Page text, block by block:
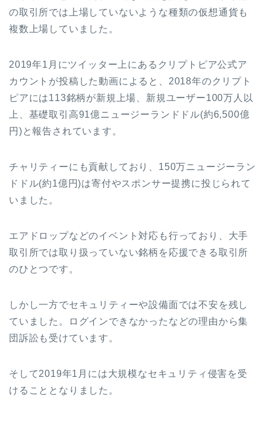
の取引所では上場していないような種類の仮想通貨も
複数上場していました。
2019年1 月にツイッター上にあるクリプトピア公式ア
カウントが投稿した動画によると、 2018年のクリプト
ピアには113銘柄が新規上場、新規ユーザー100万人以
上、基礎取引高91億ニュージーランドドル(約6,500億
円 ) と報告されています。
チャリティーにも貢献しており、 150万ニュージーラン
ドドル(約1億円)は寄付やスポンサー提携に投じられて
いました。
エアドロップなどのイベント対応も行っており、大手
取引所では取り扱っていない銘柄を応援できる取引所
のひとつです。
しかし一方でセキュリティーや設備面では不安を残し
ていました。ログインできなかったなどの理由から集
団訴訟も受けています。
そして2019年1 月には大規模なセキュリティ侵害を受
けることとなりました。